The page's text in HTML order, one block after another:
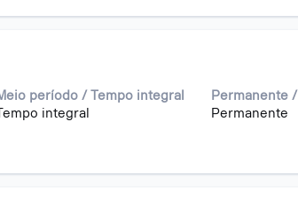
período / Tempo integral
integral
Permanente
Permanente